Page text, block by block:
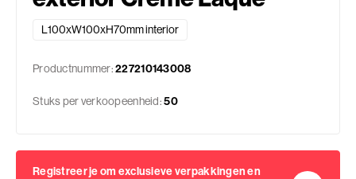
L100xW100xH70mm interior
Productnummer:227210143008
Stuks per verkoopeenheid:50
Registreer je om exclusieve verpakkingen en